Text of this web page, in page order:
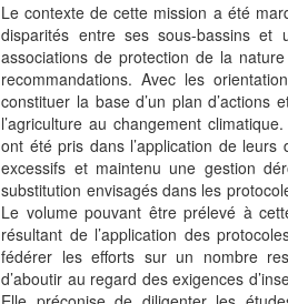
Le contexte de cette mission a été
disparités entre ses sous-bassins et
associations de protection de la
recommandations. Avec les
constituer la base d’un plan d’actions
l’agriculture au changement
ont été pris dans l’application de
excessifs et maintenu une gestion
substitution envisagés dans les
Le volume pouvant être prélevé à
résultant de l’application des
fédérer les efforts sur un nombre
d’aboutir au regard des exigences